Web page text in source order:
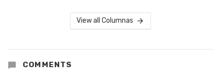
View all Columnas
COMMENTS